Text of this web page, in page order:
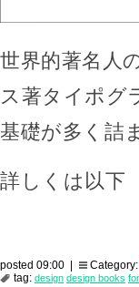
世界的著名人
ス著タイポグ
基礎が多く詰
詳しくは以下
posted 09:00 | Category:
tag: design design books